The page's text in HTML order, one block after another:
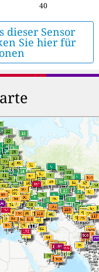
40
dieser Sensor
Sie hier für